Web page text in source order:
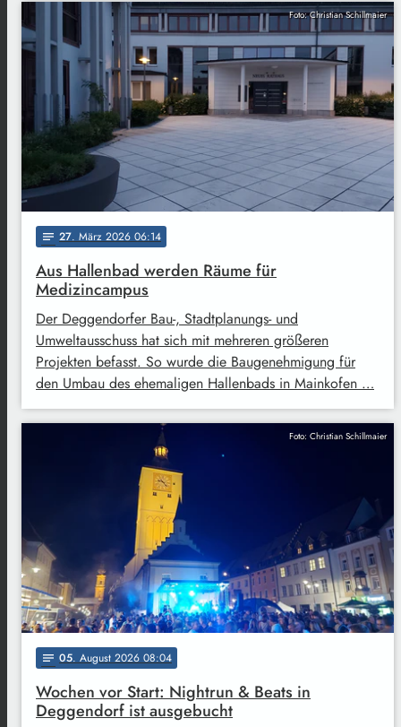
Foto: Christian Schillmaier
notes 27. März 2026 06:14
Aus Hallenbad werden Räume für
Medizincampus
Der Deggendorfer Bau-, Stadtplanungs- und
Umweltausschuss hat sich mit mehreren größeren
Projekten befasst. So wurde die Baugenehmigung für
den Umbau des ehemaligen Hallenbads in Mainkofen …
Foto: Christian Schillmaier
notes 05. August 2026 08:04
Wochen vor Start: Nightrun & Beats in
Deggendorf ist ausgebucht